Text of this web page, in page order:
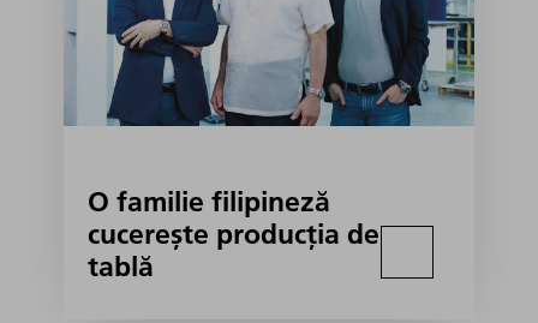
O familie filipineză
cucerește producția de
tablă